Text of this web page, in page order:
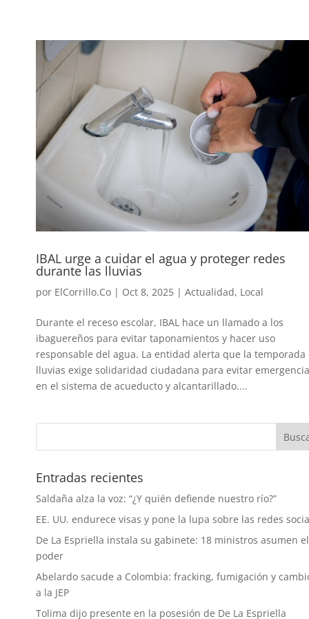
IBAL urge a cuidar el agua y proteger redes
durante las lluvias
por ElCorrillo.Co | Oct 8, 2025 | Actualidad, Local
Durante el receso escolar, IBAL hace un llamado a los
ibaguereños para evitar taponamientos y hacer uso
responsable del agua. La entidad alerta que la temporada
lluvias exige solidaridad ciudadana para evitar
en el sistema de acueducto y alcantarillado....
Entradas recientes
Saldaña alza la voz: “¿Y quién defiende nuestro río?”
EE. UU. endurece visas y pone la lupa sobre las redes
De La Espriella instala su gabinete: 18 ministros asumen el
poder
Abelardo sacude a Colombia: fracking, fumigación y
a la JEP
Tolima dijo presente en la posesión de De La Espriella